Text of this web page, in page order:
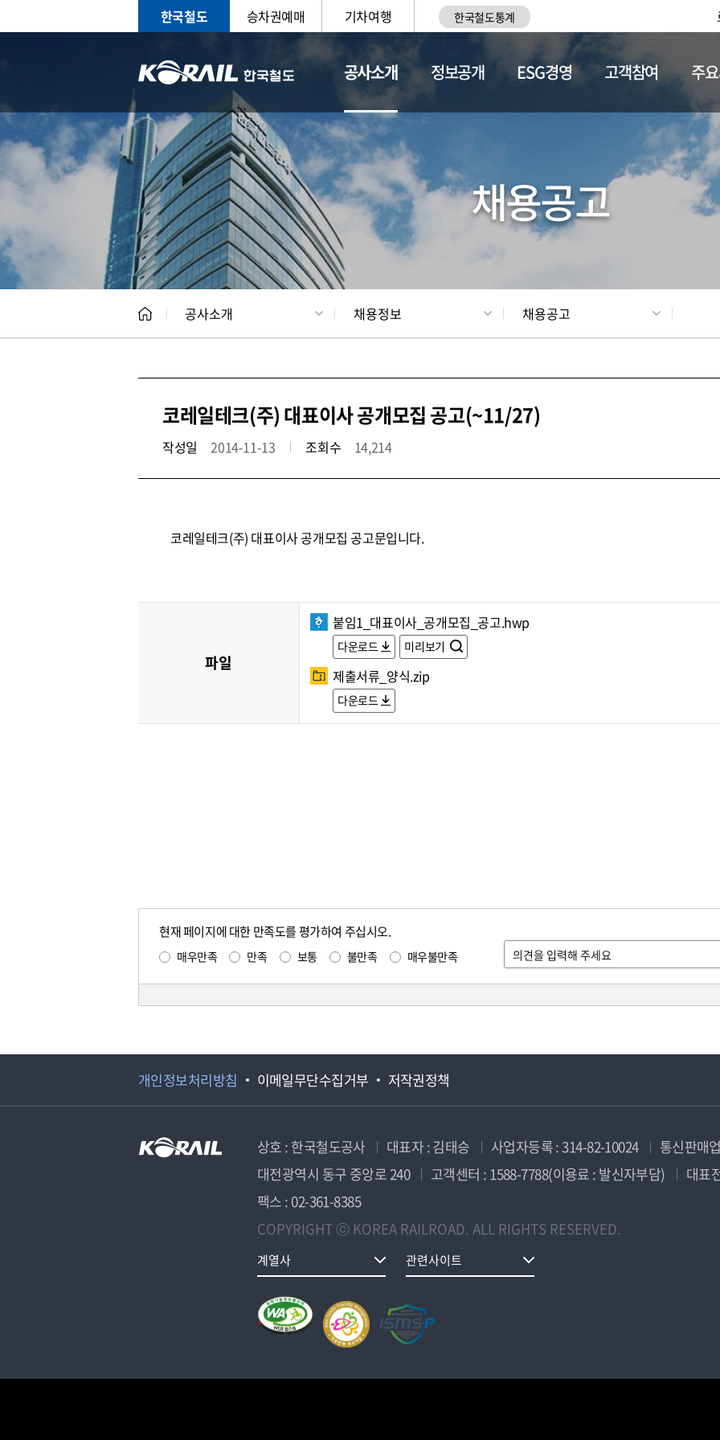
한국철도 승차권예매 기차여행 한국철도통계
공사소개
CEO 일반현황 채용정보
정보공개 ESG경영 고객참여 주
채용공고
공사소개 채용정보 채용공고
코레일테크(주) 대표이사 공개모집 공고(~11/27)
작성일 2014-11-13 조회수 14,214
코레일테크(주) 대표이사 공개모집 공고문입니다.
파일
붙임1_대표이사_공개모집_공고.hwp
다운로드 미리보기
제출서류_양식.zip
다운로드
현재 페이지에 대한 만족도를 평가하여 주십시오.
매우만족 만족 보통 불만족 매우불만족
개인정보처리방침 이메일무단수집거부 저작권정책
상호 : 한국철도공사 대표자 : 김태승 사업자등록 : 314-82-10024
통신판매
대전광역시 동구 중앙로 240
고객센터 : 1588-7788(이용료 : 발신자부담)
대표
팩스 : 02-361-8385
COPYRIGHT ⓒ KOREA RAILROAD. ALL RIGHTS RESERVED.
계열사 관련사이트